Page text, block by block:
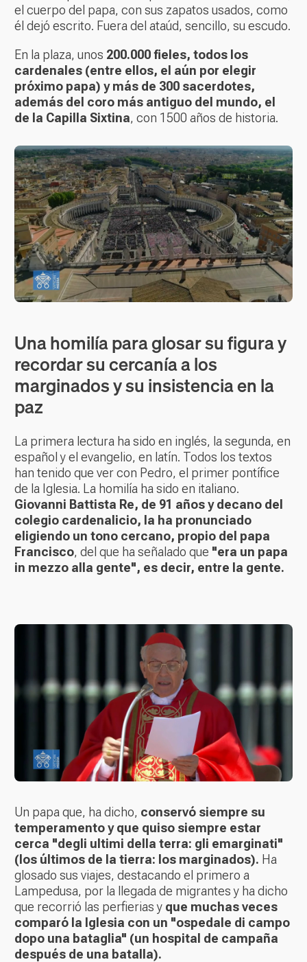
el cuerpo del papa, con sus zapatos usados, como
él dejó escrito. Fuera del ataúd, sencillo, su escudo.
En la plaza, unos 200.000 fieles, todos los
cardenales (entre ellos, el aún por elegir
próximo papa) y más de 300 sacerdotes,
además del coro más antiguo del mundo, el
de la Capilla Sixtina, con 1500 años de historia.
Una homilía para glosar su figura y
recordar su cercanía a los
marginados y su insistencia en la
paz
La primera lectura ha sido en inglés, la segunda, en
español y el evangelio, en latín. Todos los textos
han tenido que ver con Pedro, el primer pontífice
de la Iglesia. La homilía ha sido en italiano.
Giovanni Battista Re, de 91 años y decano del
colegio cardenalicio, la ha pronunciado
eligiendo un tono cercano, propio del papa
Francisco, del que ha señalado que "era un papa
in mezzo alla gente", es decir, entre la gente.
Un papa que, ha dicho, conservó siempre su
temperamento y que quiso siempre estar
cerca "degli ultimi della terra: gli emarginati"
(los últimos de la tierra: los marginados). Ha
glosado sus viajes, destacando el primero a
Lampedusa, por la llegada de migrantes y ha dicho
que recorrió las perfierias y que muchas veces
comparó la Iglesia con un "ospedale di campo
dopo una bataglia" (un hospital de campaña
después de una batalla).